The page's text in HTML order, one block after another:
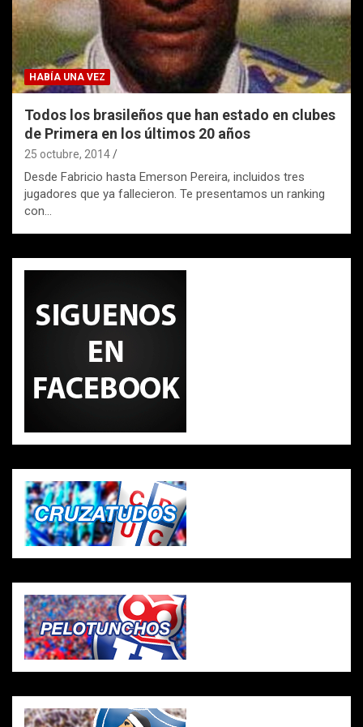
HABÍA UNA VEZ
Todos los brasileños que han estado en clubes
de Primera en los últimos 20 años
25 octubre, 2014
Desde Fabricio hasta Emerson Pereira, incluidos tres
jugadores que ya fallecieron. Te presentamos un ranking
con…